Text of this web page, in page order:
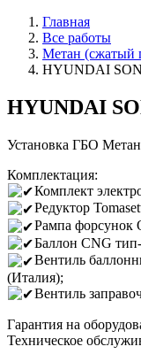
Главная
Все работы
Метан (сжатый
HYUNDAI
HYUNDAI
Установка ГБО Метан
Комплектация:
Комплект
Редуктор
Рампа форсунок
Баллон CNG
Вентиль
(Италия);
Вентиль
Гарантия на
Техническое